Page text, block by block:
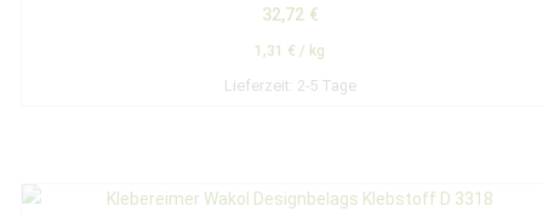
von 5
32,72 €
1,31 € / kg
Lieferzeit: 2-5 Tage